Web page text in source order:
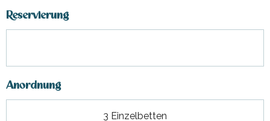
Reservierung
Anordnung
3 Einzelbetten